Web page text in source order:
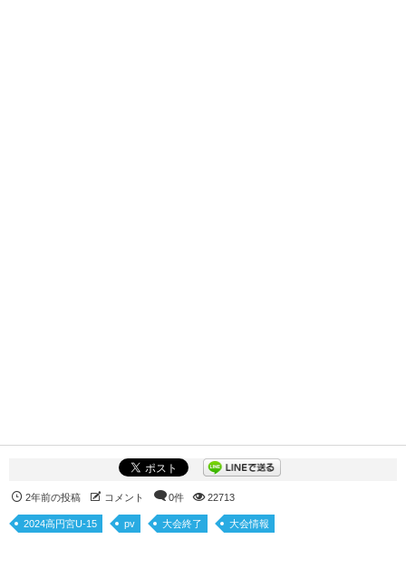
2年前の投稿 コメント 0件 22713
2024高円宮U-15 pv 大会終了 大会情報